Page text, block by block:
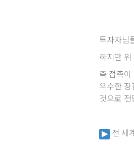
투자자님
하지만
즉 접촉
우수한
것으로
전 세